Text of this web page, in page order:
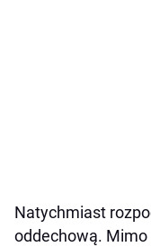
Natychmiast
oddechową. Mimo